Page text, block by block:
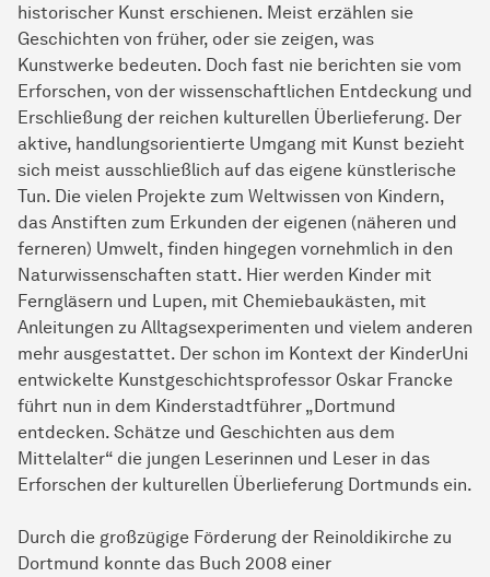
historischer Kunst erschienen. Meist erzählen sie
Geschichten von früher, oder sie zeigen, was
Kunstwerke bedeuten. Doch fast nie berichten sie vom
Erforschen, von der wissenschaftlichen Entdeckung und
Erschließung der reichen kulturellen Überlieferung. Der
aktive, handlungsorientierte Umgang mit Kunst bezieht
sich meist ausschließlich auf das eigene künstlerische
Tun. Die vielen Projekte zum Weltwissen von Kindern,
das Anstiften zum Erkunden der eigenen (näheren und
ferneren) Umwelt, finden hingegen vornehmlich in den
Naturwissenschaften statt. Hier werden Kinder mit
Ferngläsern und Lupen, mit Chemiebaukästen, mit
Anleitungen zu Alltagsexperimenten und vielem anderen
mehr ausgestattet. Der schon im Kontext der KinderUni
entwickelte Kunstgeschichtsprofessor Oskar Francke
führt nun in dem Kinderstadtführer „Dortmund
entdecken. Schätze und Geschichten aus dem
Mittelalter“ die jungen Leserinnen und Leser in das
Erforschen der kulturellen Überlieferung Dortmunds ein.
Durch die großzügige Förderung der Reinoldikirche zu
Dortmund konnte das Buch 2008 einer